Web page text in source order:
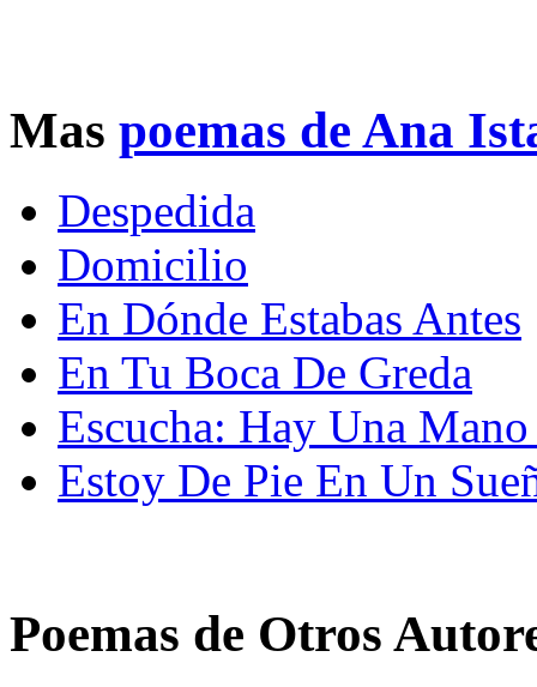
Mas poemas de Ana
Despedida
Domicilio
En Dónde Estabas Antes
En Tu Boca De Greda
Escucha: Hay Una
Estoy De Pie En Un
Poemas de Otros